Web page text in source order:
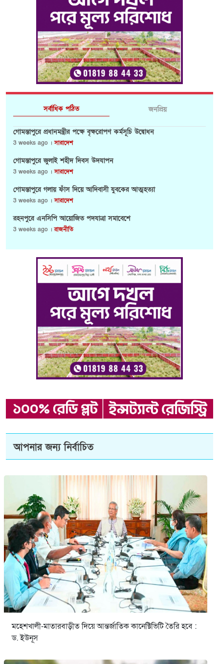
সর্বাধিক পঠিত জনপ্রিয়
গোমস্তাপুরে প্রধানমন্ত্রীর পক্ষে বৃক্ষরোপণ কর্মসূচি উদ্বোধন
3 weeks ago ।সারাদেশ
গোমস্তাপুরে জুলাই শহীদ দিবস উদযাপন
3 weeks ago ।সারাদেশ
গোমস্তাপুরে গলায় ফাঁস দিয়ে আদিবাসী যুবকের আত্মহত্যা
3 weeks ago ।সারাদেশ
রহনপুরে এনসিপি আয়োজিত পদযাত্রা সমাবেশে
3 weeks ago ।রাজনীতি
আপনার জন্য নির্বাচিত
মহেশখালী-মাতারবাড়ীত দিয়ে আন্তর্জাতিক কানেক্টিভিটি তৈরি হবে :
ড. ইউনূস